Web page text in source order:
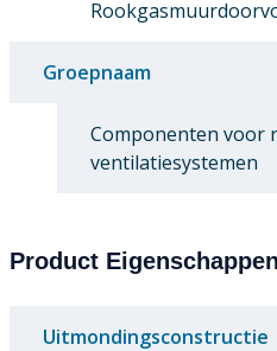
Groepnaam
Componenten voor
ventilatiesystemen
Product Eigenschappen
Uitmondingsconstructie